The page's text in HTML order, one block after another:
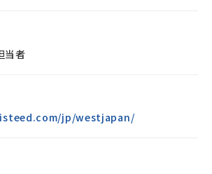
当者
jp/westjapan/